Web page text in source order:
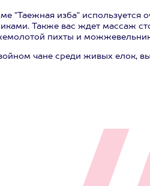
"Таежная изба" используется
Также вас ждет массаж
пихты и
чане среди живых елок,